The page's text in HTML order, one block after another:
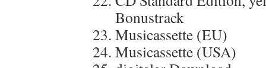
Bonustrack
Musicassette (EU)
Musicassette (USA)